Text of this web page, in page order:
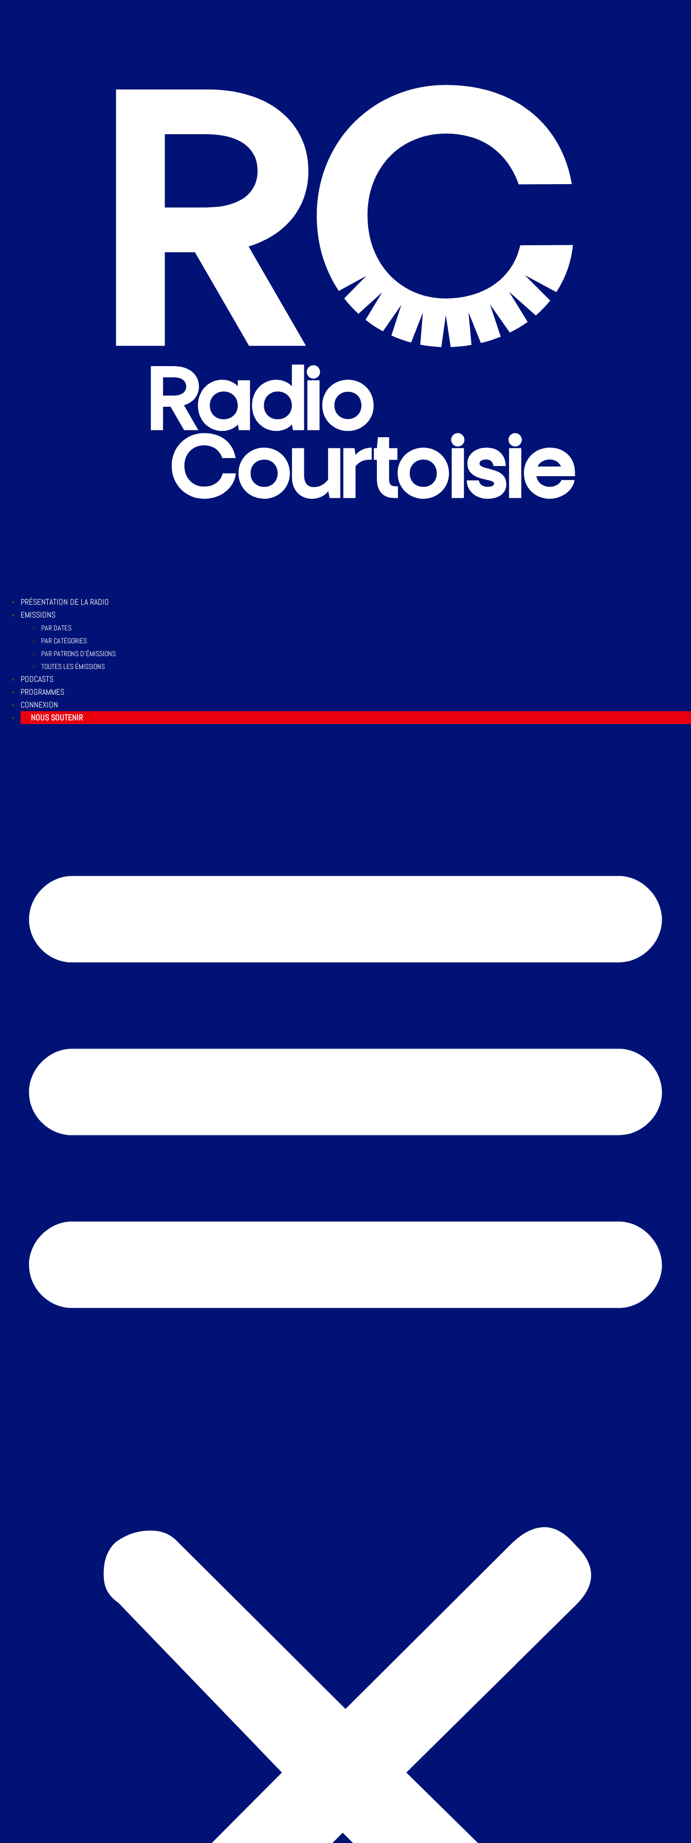
PRÉSENTATION DE LA RADIO
EMISSIONS
PAR DATES
PAR CATÉGORIES
PAR PATRONS D’ÉMISSIONS
TOUTES LES ÉMISSIONS
PODCASTS
PROGRAMMES
CONNEXION
NOUS SOUTENIR